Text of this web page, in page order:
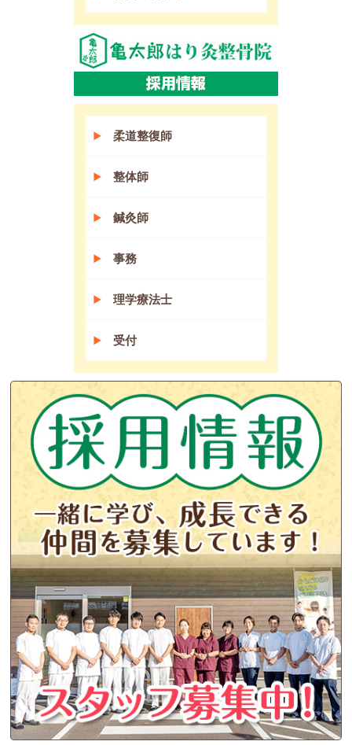
柔道整復師
整体師
鍼灸師
事務
理学療法士
受付